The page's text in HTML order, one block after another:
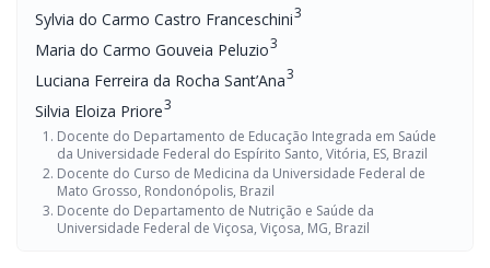
Sylvia do Carmo Castro Franceschini3
Maria do Carmo Gouveia Peluzio3
Luciana Ferreira da Rocha Sant’Ana3
Silvia Eloiza Priore3
Docente do Departamento de Educação Integrada em Saúde
da Universidade Federal do Espírito Santo, Vitória, ES, Brazil
Docente do Curso de Medicina da Universidade Federal de
Mato Grosso, Rondonópolis, Brazil
Docente do Departamento de Nutrição e Saúde da
Universidade Federal de Viçosa, Viçosa, MG, Brazil